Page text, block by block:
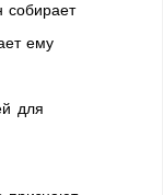
собирает
ему
для